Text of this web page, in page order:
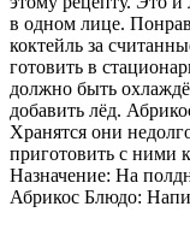
в одном лице.
коктейль за
готовить в
должно быть
добавить лёд.
Хранятся они
приготовить с ними
Назначение: На
Абрикос Блюдо: